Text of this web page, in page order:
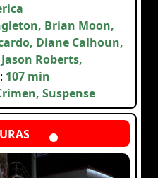
Brian Moon,
Diane Calhoun,
Roberts,
107 min
Suspense